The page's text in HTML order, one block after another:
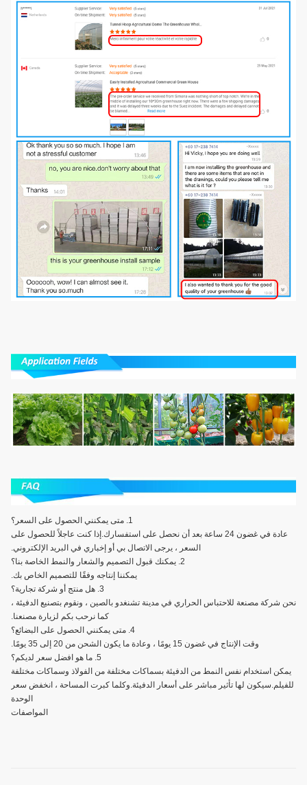
1. متى يمكنني الحصول على السعر؟
عادة في غضون 24 ساعة بعد أن نحصل على استفسارك.إذا كنت عاجلاً للحصول على
السعر ، يرجى الاتصال بي أو إخباري في البريد الإلكتروني.
2. يمكنك قبول التصميم والشعار والنمط الخاصة بنا؟
يمكننا إنتاجه وفقًا للتصميم الخاص بك.
3. هل منتج أو شركة تجارية؟
نحن شركة مصنعة للاحتباس الحراري في مدينة تشنغدو بالصين ، ونقوم بتصنيع الدفيئة ،
كما نرحب بكم لزيارة مصنعنا.
4. متى يمكنني الحصول على البضائع؟
وقت الإنتاج في غضون 15 يومًا ، وعادة ما يكون الشحن من 20 إلى 35 يومًا.
5. ما هو افضل سعر لديكم؟
يمكن استخدام نفس النمط من الدفيئة بسماكات مختلفة من الفولاذ وسماكات مختلفة
للفيلم.سيكون لها تأثير مباشر على أسعار الدفيئة.وكلما كبرت المساحة ، انخفض سعر
الوحدة
المواصفات